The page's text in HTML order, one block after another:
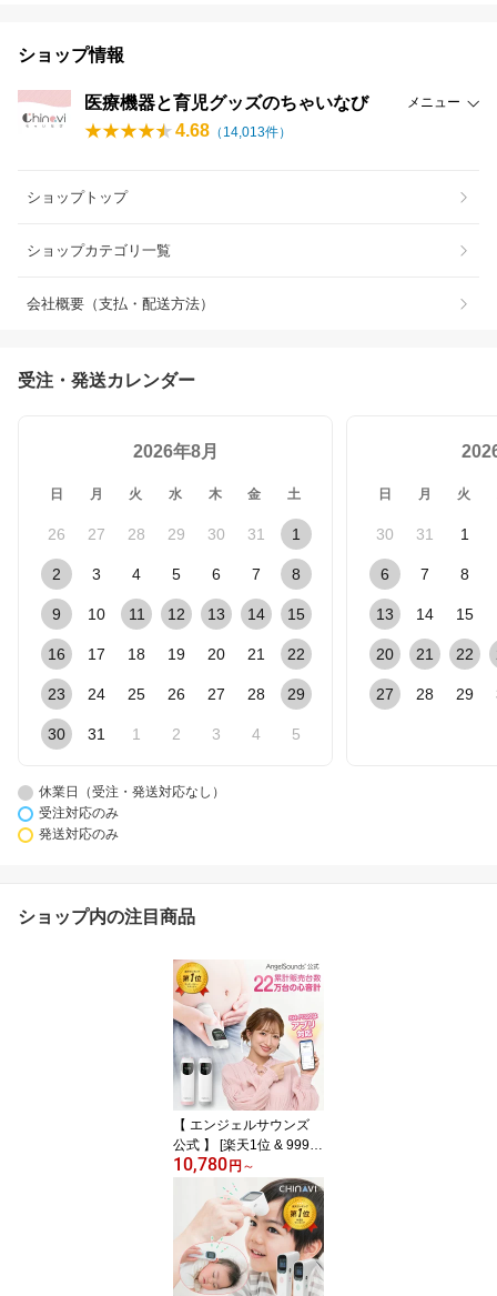
ショップ情報
医療機器と育児グッズのちゃいなび メニュー
4.68 （ 14,013件）
ショップトップ
ショップカテゴリ一覧
会社概要（支払・配送方法）
受注・発送カレンダー
2026年8月
日 月 火 水 木 金 土
26 27 28 29 30 31 1
2 3 4 5 6 7 8
9 10 11 12 13 14 15
16 17 18 19 20 21 22
23 24 25 26 27 28 29
30 31 1 2 3 4 5
日 月 火
30 31 1
6 7 8
13 14 15
20 21 22
27 28 29
休業日（受注・発送対応なし）
受注対応のみ
発送対応のみ
ショップ内の注目商品
【 エンジェルサウンズ
公式 】 [楽天1位 & 999
冠] [ 超音波ジェル プレゼ
ント] 胎児超音波心音計
最新モデル 正規品 アプ
リ対応 胎児心音計 心音
赤ちゃん スピーカー内蔵
ワイヤレス 超音波 心音
計 SH-FD10 SH-FD20 ち
10,780円 ～